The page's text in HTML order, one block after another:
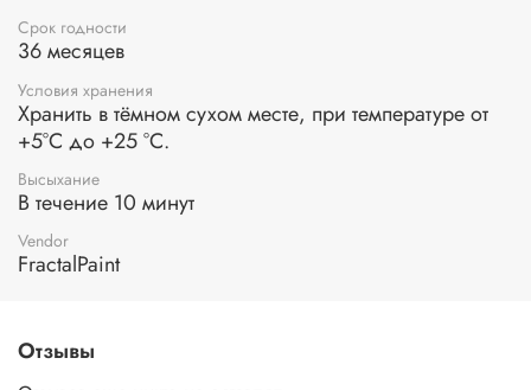
Срок годности
36 месяцев
Условия хранения
Хранить в тёмном сухом месте, при температуре от
+5°С до +25 °С.
Высыхание
В течение 10 минут
Vendor
FractalPaint
Отзывы